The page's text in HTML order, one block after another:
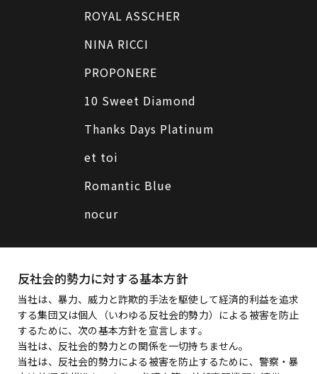
ROYAL ASSCHER
NINA RICCI
PROPONERE
10 Sweet Diamond
Thanks Days Platinum
et toi
Romantic Blue
nocur
反社会的勢力に対する基本方針
当社は、暴力、威力と詐欺的手法を駆使して経済的利益を追求
する集団又は個人（いわゆる反社会的勢力）による被害を防止
するために、次の基本方針を宣言します。
当社は、反社会的勢力との関係を一切持ちません。
当社は、反社会的勢力による被害を防止するために、警察・暴